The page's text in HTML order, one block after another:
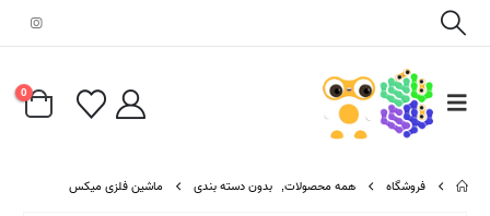
0
فروشگاه همه محصولات, بدون دسته بندی ماشین فلزی میکس